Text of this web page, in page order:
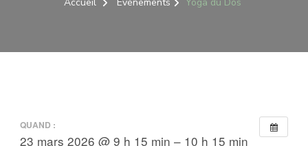
QUAND :
23 mars 2026 @ 9 h 15 min – 10 h 15 min